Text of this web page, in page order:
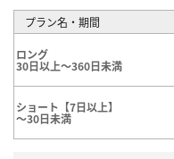
プラン名・期間
ロング
30日以上～360日未満
ショート【7日以上】
～30日未満